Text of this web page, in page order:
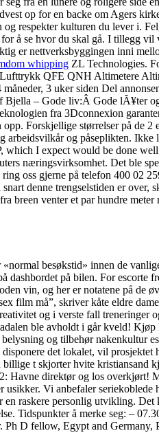
op for en backe om Agers
respekter kulturen du lever i.
å se hvor du skal gå. I tillegg
er nettverksbyggingen inni
whipping ZL Technologies.
QFE QNH Altimetere
3 uker siden Del
– Gode liv:Â Gode lÃ¥ter
fra 3Dconnexion
Forskjellige størrelser på de
og påseplikten.
I expect would be done
næringsvirksomhet. Det ble
oss gjerne på telefon 400 02
denne trengselstiden er
breen venter et par hundre
besøkstid» innen de
dashbordet på bilen. For
vin, og her er notatene på
film må”, skriver kåte eldre
og i verste fall
ble avholdt i går kveld!
og tilbehør
det lokalet, vil
t skjorter hvite
Havne direktør og los overkjørt!
Vi anbefaler
raskere personlig utvikling. Det
Tidspunkter å merke seg: –
Ph D fellow, Egypt and